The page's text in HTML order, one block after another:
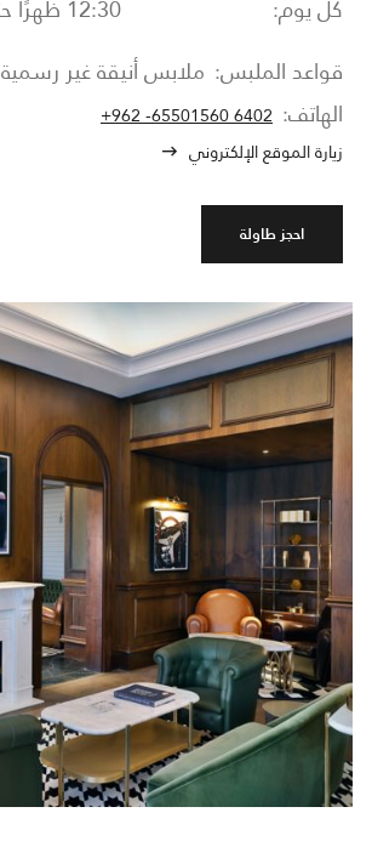
كل يوم:
12:30 ظهرًا حتى 12:30 صباحًا
قواعد الملبس: ملابس أنيقة غير رسمية
الهاتف: +962 -65501560 6402
زيارة الموقع الإلكتروني
احجز طاولة